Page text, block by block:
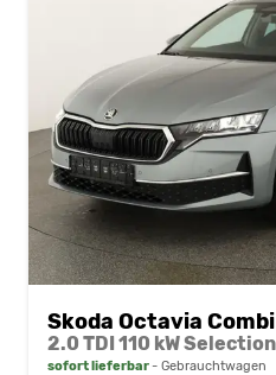
Skoda Octavia Combi
sofort lieferbar Gebrauchtwagen